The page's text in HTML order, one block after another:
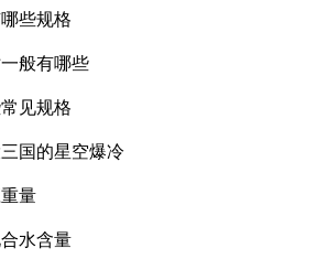
些规格
般有哪些
见规格
国的星空爆冷
量
水含量